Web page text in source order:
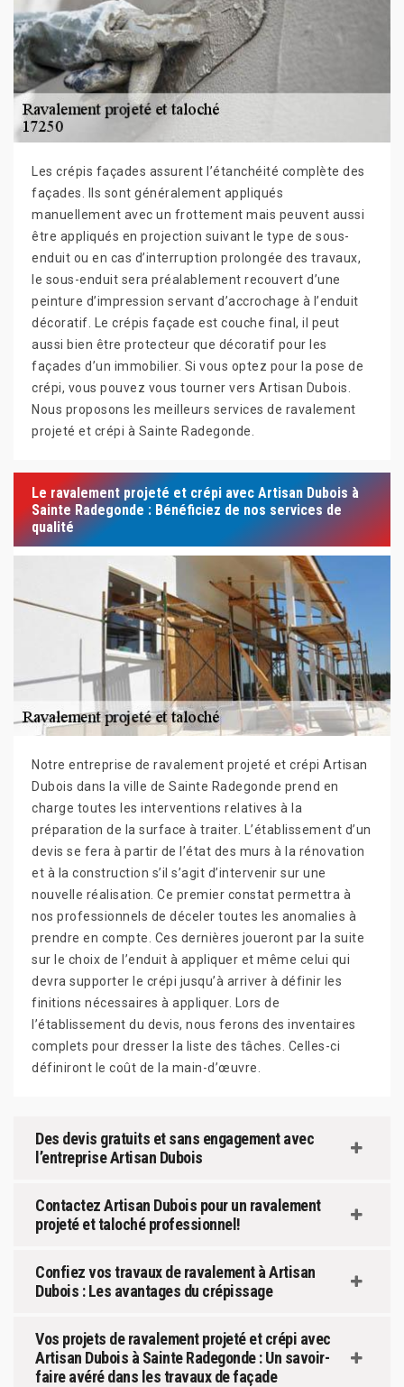
Les crépis façades assurent l’étanchéité complète des
façades. Ils sont généralement appliqués
manuellement avec un frottement mais peuvent aussi
être appliqués en projection suivant le type de sous-
enduit ou en cas d’interruption prolongée des travaux,
le sous-enduit sera préalablement recouvert d’une
peinture d’impression servant d’accrochage à l’enduit
décoratif. Le crépis façade est couche final, il peut
aussi bien être protecteur que décoratif pour les
façades d’un immobilier. Si vous optez pour la pose de
crépi, vous pouvez vous tourner vers Artisan Dubois.
Nous proposons les meilleurs services de ravalement
projeté et crépi à Sainte Radegonde.
Le ravalement projeté et crépi avec Artisan Dubois à
Sainte Radegonde : Bénéficiez de nos services de
qualité
Notre entreprise de ravalement projeté et crépi Artisan
Dubois dans la ville de Sainte Radegonde prend en
charge toutes les interventions relatives à la
préparation de la surface à traiter. L’établissement d’un
devis se fera à partir de l’état des murs à la rénovation
et à la construction s’il s’agit d’intervenir sur une
nouvelle réalisation. Ce premier constat permettra à
nos professionnels de déceler toutes les anomalies à
prendre en compte. Ces dernières joueront par la suite
sur le choix de l’enduit à appliquer et même celui qui
devra supporter le crépi jusqu’à arriver à définir les
finitions nécessaires à appliquer. Lors de
l’établissement du devis, nous ferons des inventaires
complets pour dresser la liste des tâches. Celles-ci
définiront le coût de la main-d’œuvre.
Des devis gratuits et sans engagement avec
l’entreprise Artisan Dubois
Contactez Artisan Dubois pour un ravalement
projeté et taloché professionnel!
Confiez vos travaux de ravalement à Artisan
Dubois : Les avantages du crépissage
Vos projets de ravalement projeté et crépi avec
Artisan Dubois à Sainte Radegonde : Un savoir-
faire avéré dans les travaux de façade